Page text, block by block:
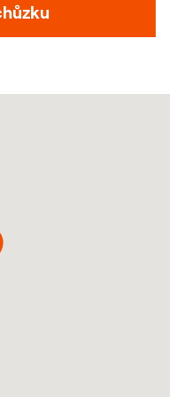
Odkaz se otevře